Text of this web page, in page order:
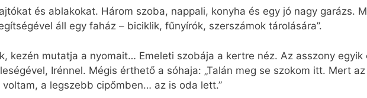
és ablakokat. Három szoba, nappali, konyha és egy jó nagy garázs.
áll egy faház – biciklik, fűnyírók, szerszámok tárolására”.
kezén mutatja a nyomait… Emeleti szobája a kertre néz. Az asszony egyik
Irénnel. Mégis érthető a sóhaja: „Talán meg se szokom itt. Mert
a legszebb cipőmben… az is oda lett.”